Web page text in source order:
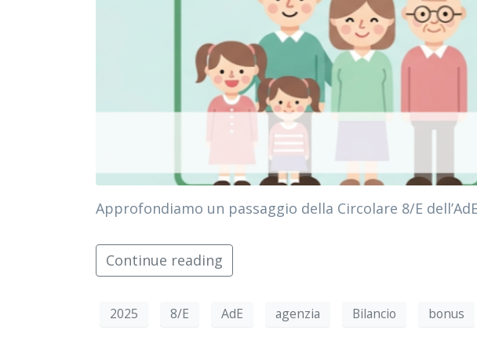
Approfondiamo un passaggio della Circolare 8/E
Continue reading
2025 8/E AdE agenzia Bilancio bonus